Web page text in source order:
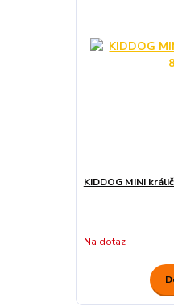
KIDDOG MINI
Na dotaz